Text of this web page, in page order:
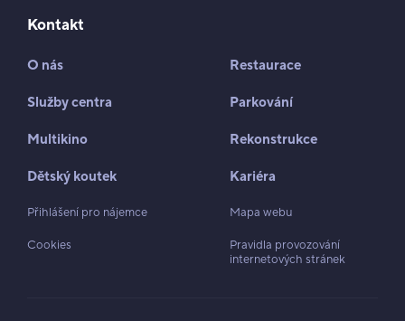
Kontakt
O nás Restaurace
Služby centra Parkování
Multikino Rekonstrukce
Dětský koutek Kariéra
Přihlášení pro nájemce Mapa webu
Cookies
Pravidla provozování
internetových stránek